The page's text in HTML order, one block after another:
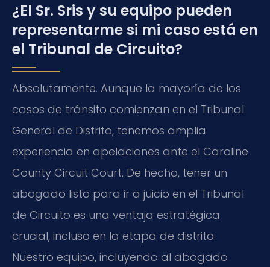
¿El Sr. Sris y su equipo pueden
representarme si mi caso está en
el Tribunal de Circuito?
Absolutamente. Aunque la mayoría de los
casos de tránsito comienzan en el Tribunal
General de Distrito, tenemos amplia
experiencia en apelaciones ante el Caroline
County Circuit Court. De hecho, tener un
abogado listo para ir a juicio en el Tribunal
de Circuito es una ventaja estratégica
crucial, incluso en la etapa de distrito.
Nuestro equipo, incluyendo al abogado